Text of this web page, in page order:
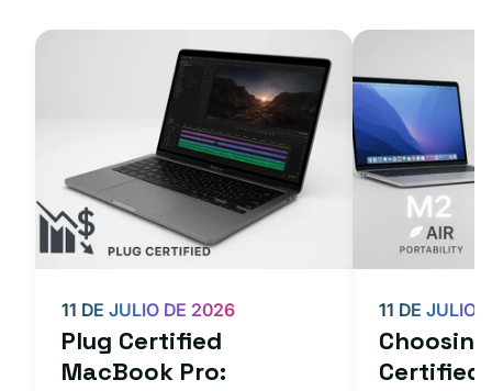
Plug Certified
MacBook Pro:
11 DE JULIO DE 2026
Certified
11 DE JULIO